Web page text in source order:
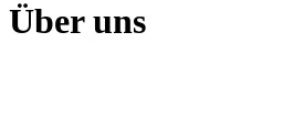
Über uns